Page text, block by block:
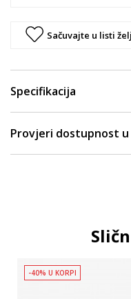
Sačuvajte u listi
Specifikacija
Provjeri dostupnost u
-40% U KORPI